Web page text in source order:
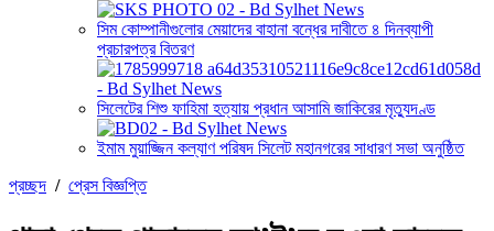
সিম কোম্পানীগুলোর মেয়াদের বাহানা বন্ধের দাবীতে ৪ দিনব্যাপী
প্রচারপত্র বিতরণ
সিলেটের শিশু ফাহিমা হত্যায় প্রধান আসামি জাকিরের মৃত্যুদণ্ড
ইমাম মুয়াজ্জিন কল্যাণ পরিষদ সিলেট মহানগরের সাধারণ সভা অনুষ্ঠিত
প্রচ্ছদ / প্রেস বিজ্ঞপ্তি